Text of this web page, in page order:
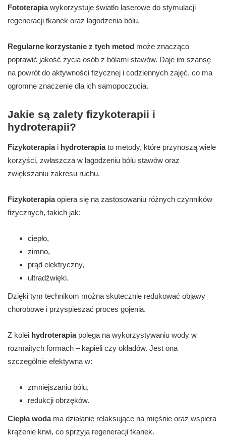
Fototerapiawykorzystuje światło laserowe do stymulacji
regeneracji tkanek oraz łagodzenia bólu.
Regularne korzystanie z tych metod może znacząco
poprawić jakość życia osób z bólami stawów. Daje im szansę
na powrót do aktywności fizycznej i codziennych zajęć, co ma
ogromne znaczenie dla ich samopoczucia.
Jakie są zalety fizykoterapii i
hydroterapii?
Fizykoterapiai hydroterapiato metody, które przynoszą wiele
korzyści, zwłaszcza w łagodzeniu bólu stawów oraz
zwiększaniu zakresu ruchu.
Fizykoterapiaopiera się na zastosowaniu różnych czynników
fizycznych, takich jak:
ciepło,
zimno,
prąd elektryczny,
ultradźwięki.
Dzięki tym technikom można skutecznie redukować objawy
chorobowe i przyspieszać proces gojenia.
Z kolei hydroterapiapolega na wykorzystywaniu wody w
rozmaitych formach – kąpieli czy okładów. Jest ona
szczególnie efektywna w:
zmniejszaniu bólu,
redukcji obrzęków.
Ciepła wodama działanie relaksujące na mięśnie oraz wspiera
krążenie krwi, co sprzyja regeneracji tkanek.